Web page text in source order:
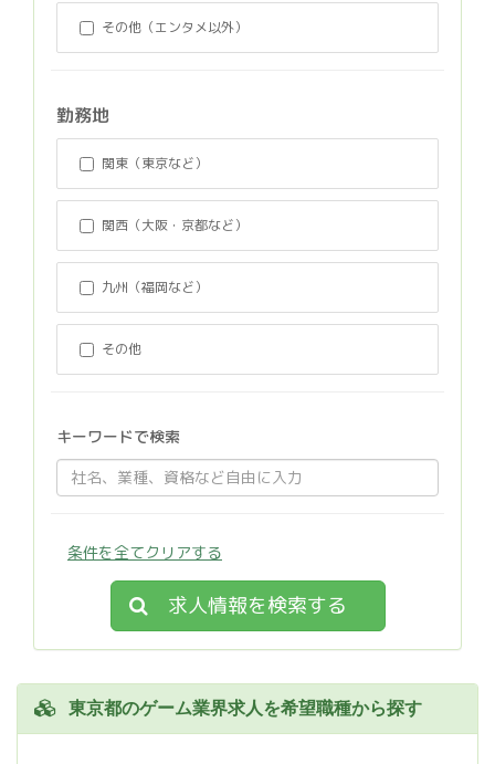
その他（エンタメ以外）
勤務地
関東（東京など）
関西（大阪・京都など）
九州（福岡など）
その他
キーワードで検索
条件を全てクリアする
求人情報を検索する
東京都のゲーム業界求人を希望職種から探す